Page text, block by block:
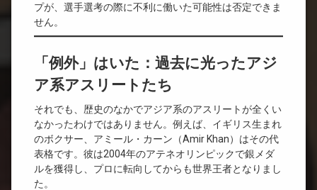
プが、選手選考の際に不利に働いた可能性は否定できま
せん。
「例外」はいた：過去に光ったアジ
ア系アスリートたち
それでも、歴史のなかでアジア系のアスリートが全くい
なかったわけではありません。例えば、イギリス生まれ
のボクサー、アミール・カーン（Amir Khan）はその代
表格です。彼は2004年のアテネオリンピックで銀メダ
ルを獲得し、プロに転向してからも世界王者となりまし
た。